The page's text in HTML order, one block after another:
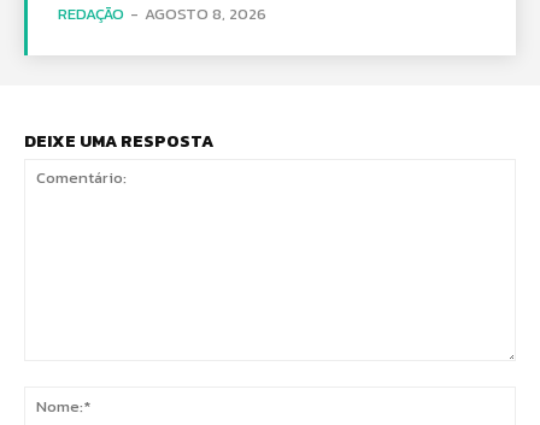
REDAÇÃO - AGOSTO 8, 2026
DEIXE UMA RESPOSTA